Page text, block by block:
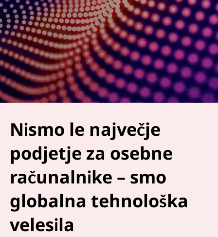
Nismo le največje
podjetje za osebne
računalnike – smo
globalna tehnološka
velesila